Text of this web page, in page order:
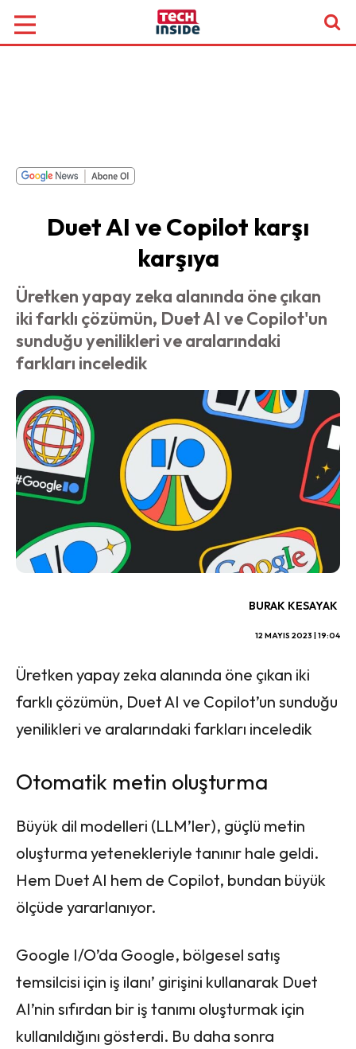
Duet AI ve Copilot karşı
karşıya
Üretken yapay zeka alanında öne çıkan
iki farklı çözümün, Duet AI ve Copilot'un
sunduğu yenilikleri ve aralarındaki
farkları inceledik
BURAK KESAYAK
12 MAYIS 2023 | 19:04
Üretken yapay zeka alanında öne çıkan iki
farklı çözümün, Duet AI ve Copilot’un sunduğu
yenilikleri ve aralarındaki farkları inceledik
Otomatik metin oluşturma
Büyük dil modelleri (LLM’ler), güçlü metin
oluşturma yetenekleriyle tanınır hale geldi.
Hem Duet AI hem de Copilot, bundan büyük
ölçüde yararlanıyor.
Google I/O’da Google, bölgesel satış
temsilcisi için iş ilanı’ girişini kullanarak Duet
AI’nin sıfırdan bir iş tanımı oluşturmak için
kullanıldığını gösterdi. Bu daha sonra